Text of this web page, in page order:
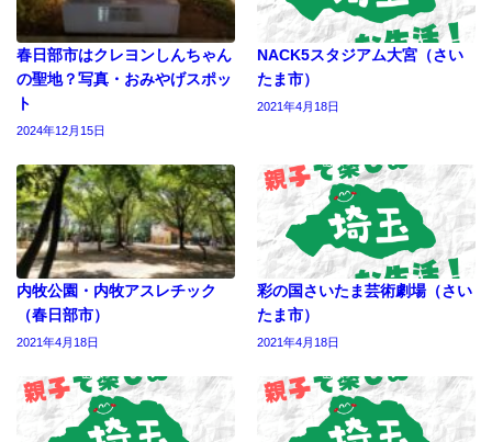
春日部市はクレヨンしんちゃん
の聖地？写真・おみやげスポッ
ト
2024年12月15日
NACK5スタジアム大宮（さい
たま市）
2021年4月18日
内牧公園・内牧アスレチック
（春日部市）
2021年4月18日
彩の国さいたま芸術劇場（さい
たま市）
2021年4月18日